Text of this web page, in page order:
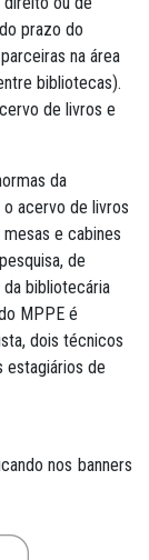
prazo do
na área
bibliotecas).
de livros e
da
acervo de livros
e cabines
de
bibliotecária
MPPE é
dois técnicos
estagiários de
nos banners